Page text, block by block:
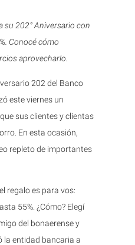
su 202° Aniversario con
Conocé cómo
aprovecharlo.
202 del Banco
este viernes un
sus clientes y clientas
En esta ocasión,
repleto de importantes
regalo es para vos:
55%. ¿Cómo? Elegí
del bonaerense y
la entidad bancaria a